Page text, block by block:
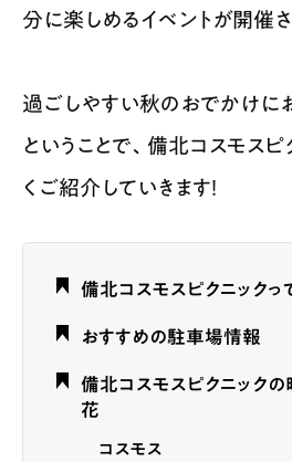
分に楽しめるイベントが開催
過ごしやすい秋のおでかけにお
ということで、備北コスモス
くご紹介していきます！
備北コスモスピクニックっ
おすすめの駐車場情報
備北コスモスピクニック
花
コスモス